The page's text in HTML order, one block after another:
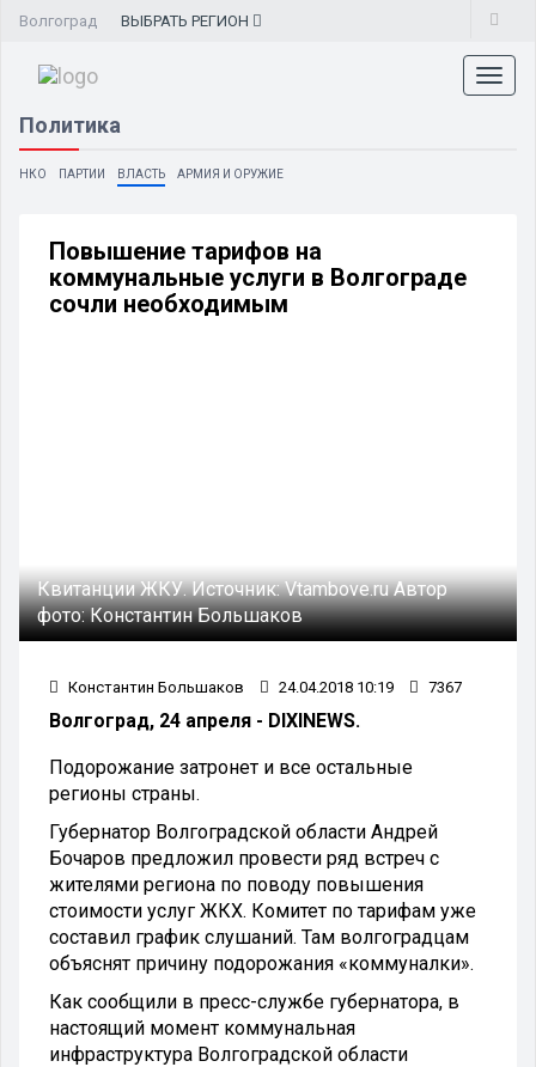
Волгоград ВЫБРАТЬ РЕГИОН
Политика
НКО ПАРТИИ ВЛАСТЬ АРМИЯ И ОРУЖИЕ
Повышение тарифов на
коммунальные услуги в Волгограде
сочли необходимым
Квитанции ЖКУ.Источник:Vtambove.ruАвтор
фото:Константин Большаков
Константин Большаков 24.04.2018 10:19 7367
Волгоград, 24 апреля - DIXINEWS.
Подорожание затронет и все остальные
регионы страны.
Губернатор Волгоградской области Андрей
Бочаров предложил провести ряд встреч с
жителями региона по поводу повышения
стоимости услуг ЖКХ. Комитет по тарифам уже
составил график слушаний. Там волгоградцам
объяснят причину подорожания «коммуналки».
Как сообщили в пресс-службе губернатора, в
настоящий момент коммунальная
инфраструктура Волгоградской области